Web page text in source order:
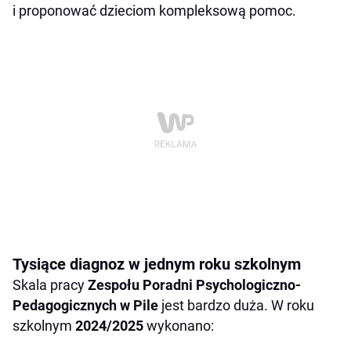
i proponować dzieciom kompleksową pomoc.
Tysiące diagnoz w jednym roku szkolnym
Skala pracyZespołu Poradni Psychologiczno-
Pedagogicznych w Pile jest bardzo duża. W roku
szkolnym 2024/2025wykonano: